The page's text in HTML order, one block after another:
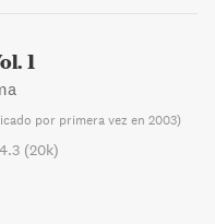
1
por primera vez en 2003)
4.3 (20k)